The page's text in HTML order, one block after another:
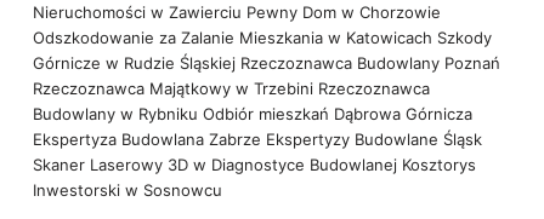
Nieruchomości w Zawierciu Pewny Dom w Chorzowie
Odszkodowanie za Zalanie Mieszkania w Katowicach Szkody
Górnicze w Rudzie Śląskiej Rzeczoznawca Budowlany Poznań
Rzeczoznawca Majątkowy w Trzebini Rzeczoznawca
Budowlany w Rybniku Odbiór mieszkań Dąbrowa Górnicza
Ekspertyza Budowlana Zabrze Ekspertyzy Budowlane Śląsk
Skaner Laserowy 3D w Diagnostyce Budowlanej Kosztorys
Inwestorski w Sosnowcu